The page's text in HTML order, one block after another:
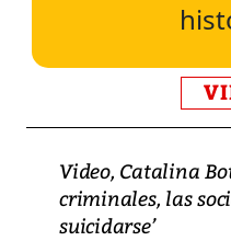
Video, Catalina
criminales, las
suicidarse’